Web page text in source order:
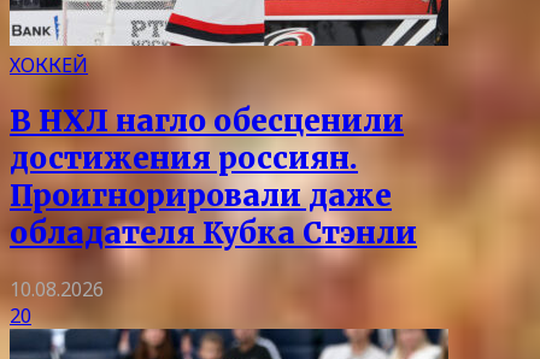
ХОККЕЙ
В НХЛ нагло обесценили
достижения россиян.
Проигнорировали даже
обладателя Кубка Стэнли
10.08.2026
20